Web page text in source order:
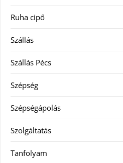
Ruha cipő
Szállás
Szállás Pécs
Szépség
Szépségápolás
Szolgáltatás
Tanfolyam